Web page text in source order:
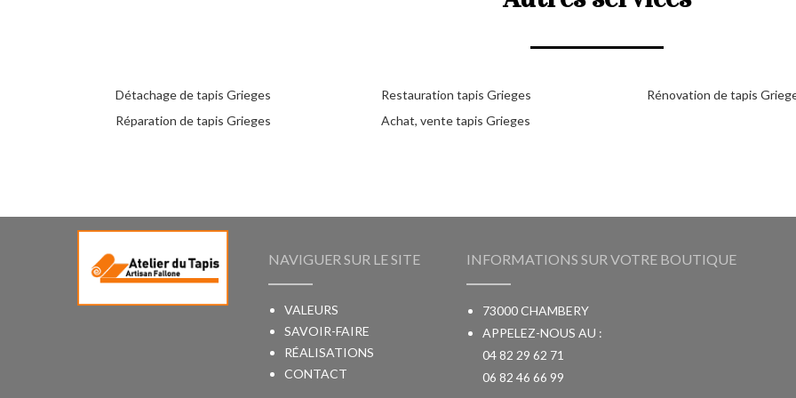
Détachage de tapis Grieges
Réparation de tapis Grieges
Restauration tapis Grieges
Achat, vente tapis Grieges
Rénovation de tapis
NAVIGUER SUR LE SITE
VALEURS
SAVOIR-FAIRE
RÉALISATIONS
CONTACT
INFORMATIONS SUR VOTRE BOUTIQUE
73000 CHAMBERY
APPELEZ-NOUS AU :
04 82 29 62 71
06 82 46 66 99